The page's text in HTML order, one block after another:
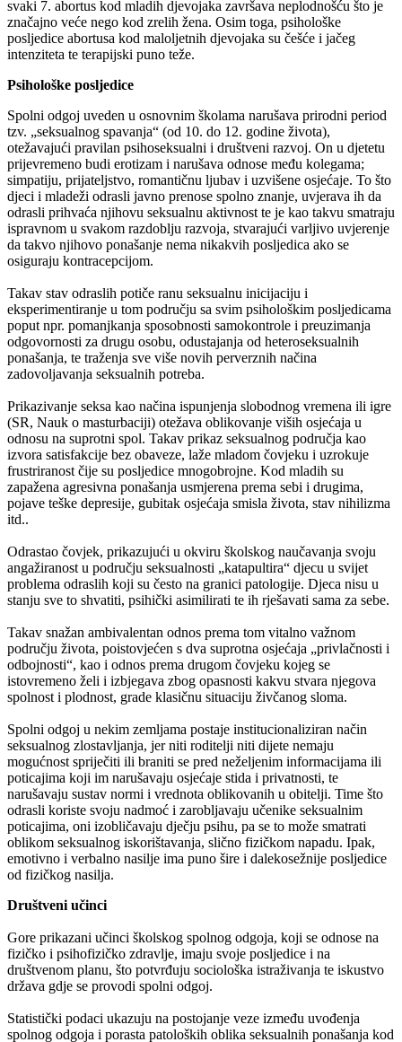
svaki 7. abortus kod mladih djevojaka završava neplodnošću što je
značajno veće nego kod zrelih žena. Osim toga, psihološke
posljedice abortusa kod maloljetnih djevojaka su češće i jačeg
intenziteta te terapijski puno teže.
Psihološke posljedice
Spolni odgoj uveden u osnovnim školama narušava prirodni period
tzv. „seksualnog spavanja“ (od 10. do 12. godine života),
otežavajući pravilan psihoseksualni i društveni razvoj. On u djetetu
prijevremeno budi erotizam i narušava odnose među kolegama;
simpatiju, prijateljstvo, romantičnu ljubav i uzvišene osjećaje. To što
djeci i mladeži odrasli javno prenose spolno znanje, uvjerava ih da
odrasli prihvaća njihovu seksualnu aktivnost te je kao takvu smatraju
ispravnom u svakom razdoblju razvoja, stvarajući varljivo uvjerenje
da takvo njihovo ponašanje nema nikakvih posljedica ako se
osiguraju kontracepcijom.
Takav stav odraslih potiče ranu seksualnu inicijaciju i
eksperimentiranje u tom području sa svim psihološkim posljedicama
poput npr. pomanjkanja sposobnosti samokontrole i preuzimanja
odgovornosti za drugu osobu, odustajanja od heteroseksualnih
ponašanja, te traženja sve više novih perverznih načina
zadovoljavanja seksualnih potreba.
Prikazivanje seksa kao načina ispunjenja slobodnog vremena ili igre
(SR, Nauk o masturbaciji) otežava oblikovanje viših osjećaja u
odnosu na suprotni spol. Takav prikaz seksualnog područja kao
izvora satisfakcije bez obaveze, laže mladom čovjeku i uzrokuje
frustriranost čije su posljedice mnogobrojne. Kod mladih su
zapažena agresivna ponašanja usmjerena prema sebi i drugima,
pojave teške depresije, gubitak osjećaja smisla života, stav nihilizma
itd..
Odrastao čovjek, prikazujući u okviru školskog naučavanja svoju
angažiranost u području seksualnosti „katapultira“ djecu u svijet
problema odraslih koji su često na granici patologije. Djeca nisu u
stanju sve to shvatiti, psihički asimilirati te ih rješavati sama za sebe.
Takav snažan ambivalentan odnos prema tom vitalno važnom
području života, poistovjećen s dva suprotna osjećaja „privlačnosti i
odbojnosti“, kao i odnos prema drugom čovjeku kojeg se
istovremeno želi i izbjegava zbog opasnosti kakvu stvara njegova
spolnost i plodnost, grade klasičnu situaciju živčanog sloma.
Spolni odgoj u nekim zemljama postaje institucionaliziran način
seksualnog zlostavljanja, jer niti roditelji niti dijete nemaju
mogućnost spriječiti ili braniti se pred neželjenim informacijama ili
poticajima koji im narušavaju osjećaje stida i privatnosti, te
narušavaju sustav normi i vrednota oblikovanih u obitelji. Time što
odrasli koriste svoju nadmoć i zarobljavaju učenike seksualnim
poticajima, oni izobličavaju dječju psihu, pa se to može smatrati
oblikom seksualnog iskorištavanja, slično fizičkom napadu. Ipak,
emotivno i verbalno nasilje ima puno šire i dalekosežnije posljedice
od fizičkog nasilja.
Društveni učinci
Gore prikazani učinci školskog spolnog odgoja, koji se odnose na
fizičko i psihofizičko zdravlje, imaju svoje posljedice i na
društvenom planu, što potvrđuju sociološka istraživanja te iskustvo
država gdje se provodi spolni odgoj.
Statistički podaci ukazuju na postojanje veze između uvođenja
spolnog odgoja i porasta patoloških oblika seksualnih ponašanja kod